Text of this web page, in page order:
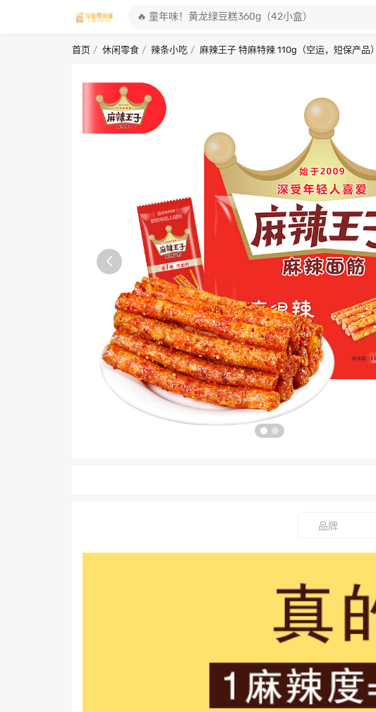
首页 休闲零食 辣条小吃 麻辣王子 特麻特辣 110g（空运，短保产品）

品牌